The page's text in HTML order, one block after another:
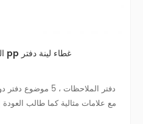
A4 سلك o الربط pp غطاء لينة دفتر
مع علامات مثالية كما طالب